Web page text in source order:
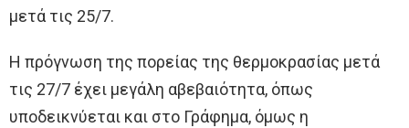
μετά τις 25/7.
Η πρόγνωση της πορείας της θερμοκρασίας μετά
τις 27/7 έχει μεγάλη αβεβαιότητα, όπως
υποδεικνύεται και στο Γράφημα, όμως η